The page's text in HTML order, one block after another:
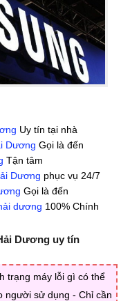
Uy tín tại nhà
Dương Gọi là đến
Tận tâm
Dương phục vụ 24/7
Gọi là đến
dương 100% Chính
Dương uy tín
trạng máy lỗi gì có thể
người sử dụng - Chỉ cần